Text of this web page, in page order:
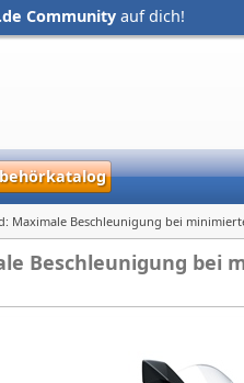
Community auf dich!
Maximale Beschleunigung bei
Beschleunigung bei